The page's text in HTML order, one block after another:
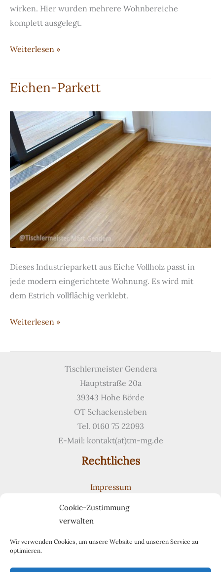
Cookie-Zustimmung
verwalten
Wir verwenden Cookies, um unsere Website und unseren Service zu
optimieren.
wirken. Hier wurden mehrere Wohnbereiche
komplett ausgelegt.
Massivholzboden
Eiche
Weiterlesen »
Eichen-Parkett
Dieses Industrieparkett aus Eiche Vollholz passt in
jede modern eingerichtete Wohnung. Es wird mit
dem Estrich vollflächig verklebt.
Eichen-
Weiterlesen »
Tischlermeister Gendera
Hauptstraße 20a
39343 Hohe Börde
OT Schackensleben
Tel. 0160 75 22093
E-Mail: kontakt(at)tm-mg.de
Rechtliches
Impressum
Cookie-Richtlinie (EU)
Suchen